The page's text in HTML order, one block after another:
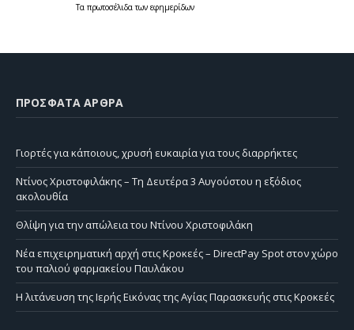
Τα πρωτοσέλιδατων εφημερίδων
ΠΡΌΣΦΑΤΑ ΆΡΘΡΑ
Γιορτές για κάποιους, χρυσή ευκαιρία για τους διαρρήκτες
Ντίνος Χριστοφιλάκης – Τη Δευτέρα 3 Αυγούστου η εξόδιος
ακολουθία
Θλίψη για την απώλεια του Ντίνου Χριστοφιλάκη
Νέα επιχειρηματική αρχή στις Κροκεές – DirectPay Spot στον χώρο
του παλιού φαρμακείου Παυλάκου
Η λιτάνευση της Ιερής Εικόνας της Αγίας Παρασκευής στις Κροκεές